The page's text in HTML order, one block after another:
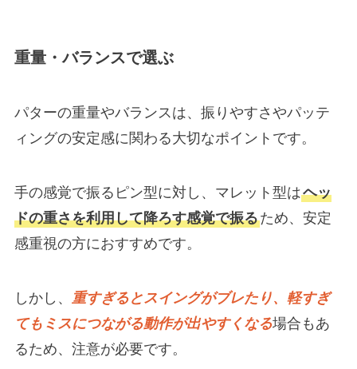
重量・バランスで選ぶ
パターの重量やバランスは、振りやすさやパッテ
ィングの安定感に関わる大切なポイントです。
手の感覚で振るピン型に対し、マレット型はヘッ
ドの重さを利用して降ろす感覚で振るため、安定
感重視の方におすすめです。
しかし、 重すぎるとスイングがブレたり、軽すぎ
てもミスにつながる動作が出やすくなる場合もあ
るため、注意が必要です。